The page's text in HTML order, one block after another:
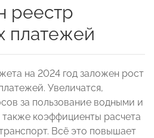
реестр
платежей
на 2024 год заложен рост
Увеличатся,
за пользование водными и
коэффициенты расчета
Всё это повышает